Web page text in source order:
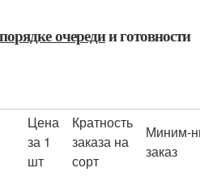
очередии готовности
Цена
за 1
шт
Кратность
заказа на
сорт
Миним-
заказ